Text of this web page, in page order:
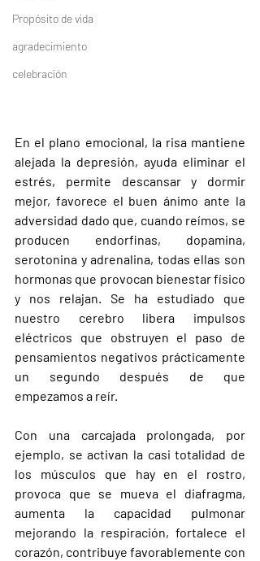
Propósito de vida
agradecimiento
celebración
En el plano emocional, la risa mantiene
alejada la depresión, ayuda eliminar el
estrés, permite descansar y dormir
mejor, favorece el buen ánimo ante la
adversidad dado que, cuando reímos, se
producen endorfinas, dopamina,
serotonina y adrenalina, todas ellas son
hormonas que provocan bienestar físico
y nos relajan. Se ha estudiado que
nuestro cerebro libera impulsos
eléctricos que obstruyen el paso de
pensamientos negativos prácticamente
un segundo después de que
empezamos a reír.
Con una carcajada prolongada, por
ejemplo, se activan la casi totalidad de
los músculos que hay en el rostro,
provoca que se mueva el diafragma,
aumenta la capacidad pulmonar
mejorando la respiración, fortalece el
corazón, contribuye favorablemente con